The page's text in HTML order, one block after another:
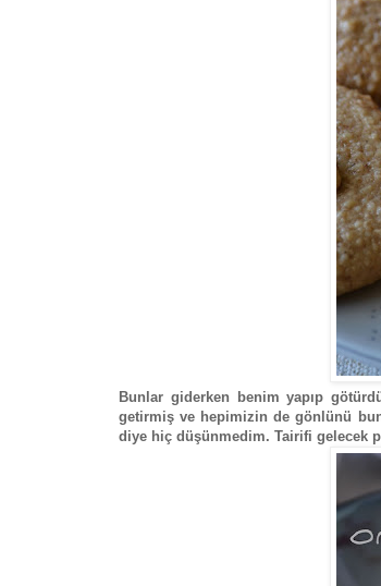
Bunlar giderken benim yapıp
getirmiş ve hepimizin de gönlünü
diye hiç düşünmedim. Tairifi gelecek